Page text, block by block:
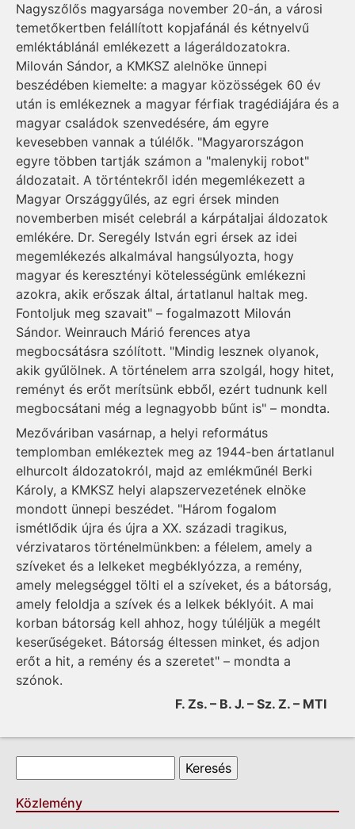
Nagyszőlős magyarsága november 20-án, a városi
temetőkertben felállított kopjafánál és kétnyelvű
emléktáblánál emlékezett a lágeráldozatokra.
Milován Sándor, a KMKSZ alelnöke ünnepi
beszédében kiemelte: a magyar közösségek 60 év
után is emlékeznek a magyar férfiak tragédiájára és a
magyar családok szenvedésére, ám egyre
kevesebben vannak a túlélők. "Magyarországon
egyre többen tartják számon a "malenykij robot"
áldozatait. A történtekről idén megemlékezett a
Magyar Országgyűlés, az egri érsek minden
novemberben misét celebrál a kárpátaljai áldozatok
emlékére. Dr. Seregély István egri érsek az idei
megemlékezés alkalmával hangsúlyozta, hogy
magyar és keresztényi kötelességünk emlékezni
azokra, akik erőszak által, ártatlanul haltak meg.
Fontoljuk meg szavait" – fogalmazott Milován
Sándor. Weinrauch Márió ferences atya
megbocsátásra szólított. "Mindig lesznek olyanok,
akik gyűlölnek. A történelem arra szolgál, hogy hitet,
reményt és erőt merítsünk ebből, ezért tudnunk kell
megbocsátani még a legnagyobb bűnt is" – mondta.
Mezőváriban vasárnap, a helyi református
templomban emlékeztek meg az 1944-ben ártatlanul
elhurcolt áldozatokról, majd az emlékműnél Berki
Károly, a KMKSZ helyi alapszervezetének elnöke
mondott ünnepi beszédet. "Három fogalom
ismétlődik újra és újra a XX. századi tragikus,
vérzivataros történelmünkben: a félelem, amely a
szíveket és a lelkeket megbéklyózza, a remény,
amely melegséggel tölti el a szíveket, és a bátorság,
amely feloldja a szívek és a lelkek béklyóit. A mai
korban bátorság kell ahhoz, hogy túléljük a megélt
keserűségeket. Bátorság éltessen minket, és adjon
erőt a hit, a remény és a szeretet" – mondta a
szónok.
F. Zs. – B. J. – Sz. Z. – MTI
Keresés űrlap
Közlemény